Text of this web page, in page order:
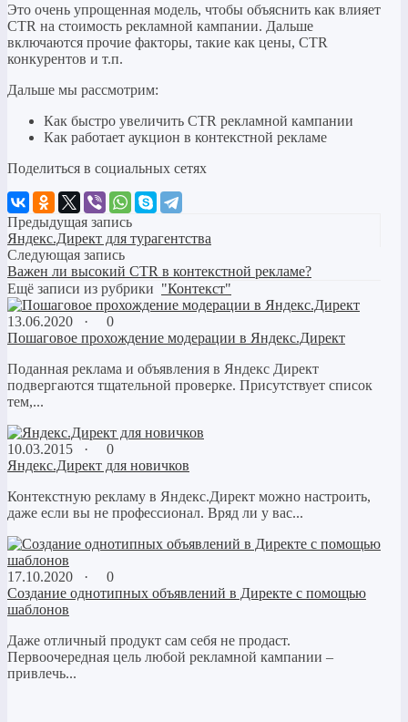
Это очень упрощенная модель, чтобы объяснить как влияет
CTR на стоимость рекламной кампании. Дальше
включаются прочие факторы, такие как цены, CTR
конкурентов и т.п.
Дальше мы рассмотрим:
Как быстро увеличить CTR рекламной кампании
Как работает аукцион в контекстной рекламе
Поделиться в социальных сетях
Предыдущая запись
Яндекс.Директ для турагентства
Следующая запись
Важен ли высокий CTR в контекстной рекламе?
Ещё записи из рубрики "Контекст"
13.06.2020 ·
0
Пошаговое прохождение модерации в Яндекс.Директ
Поданная реклама и объявления в Яндекс Директ
подвергаются тщательной проверке. Присутствует список
тем,...
10.03.2015 ·
0
Яндекс.Директ для новичков
Контекстную рекламу в Яндекс.Директ можно настроить,
даже если вы не профессионал. Вряд ли у вас...
17.10.2020 ·
0
Создание однотипных объявлений в Директе с помощью
шаблонов
Даже отличный продукт сам себя не продаст.
Первоочередная цель любой рекламной кампании –
привлечь...